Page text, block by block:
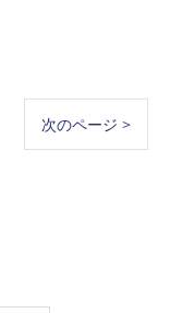
次のページ >